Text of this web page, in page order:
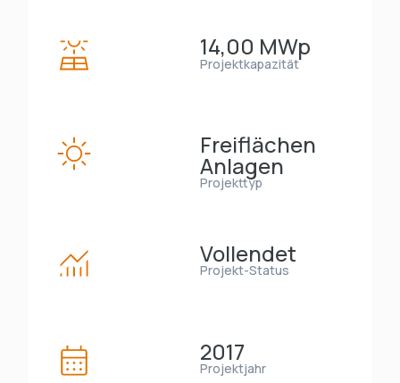
14,00 MWp
Projektkapazität
Freiflächen
Anlagen
Projekttyp
Vollendet
Projekt-Status
2017
Projektjahr